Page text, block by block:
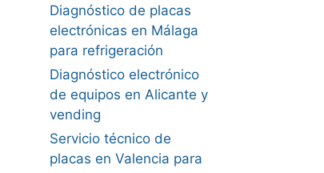
Diagnóstico de placas
electrónicas en Málaga
para refrigeración
Diagnóstico electrónico
de equipos en Alicante y
vending
Servicio técnico de
placas en Valencia para